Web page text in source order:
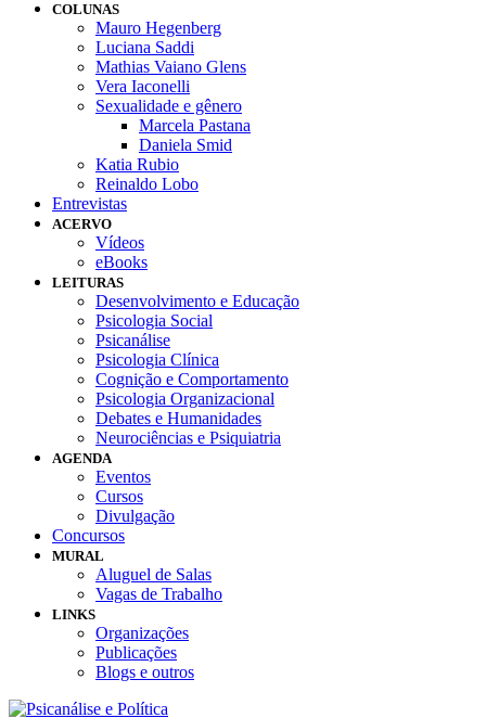
COLUNAS
Mauro Hegenberg
Luciana Saddi
Mathias Vaiano Glens
Vera Iaconelli
Sexualidade e gênero
Marcela Pastana
Daniela Smid
Katia Rubio
Reinaldo Lobo
Entrevistas
ACERVO
Vídeos
eBooks
LEITURAS
Desenvolvimento e Educação
Psicologia Social
Psicanálise
Psicologia Clínica
Cognição e Comportamento
Psicologia Organizacional
Debates e Humanidades
Neurociências e Psiquiatria
AGENDA
Eventos
Cursos
Divulgação
Concursos
MURAL
Aluguel de Salas
Vagas de Trabalho
LINKS
Organizações
Publicações
Blogs e outros